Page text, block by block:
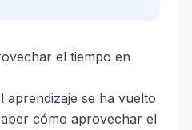
el tiempo en
aprendizaje se ha vuelto
cómo aprovechar el